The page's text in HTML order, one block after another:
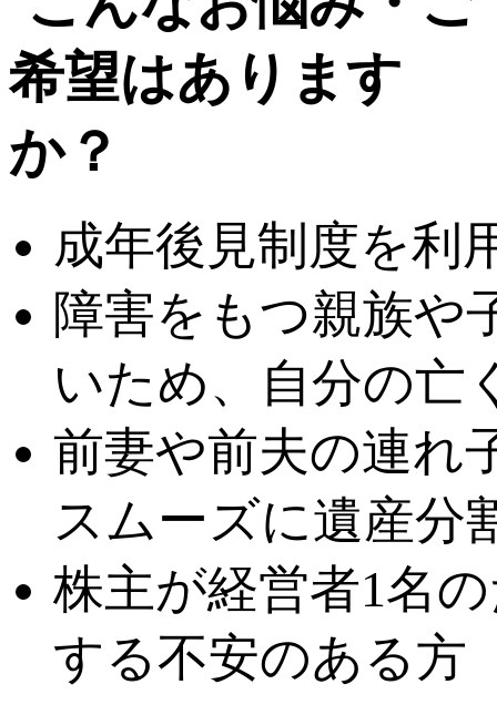
成年後見制度を利
障害をもつ親族や
いため、自分の亡
前妻や前夫の連れ
スムーズに遺産分
株主が経営者1名
する不安のある方